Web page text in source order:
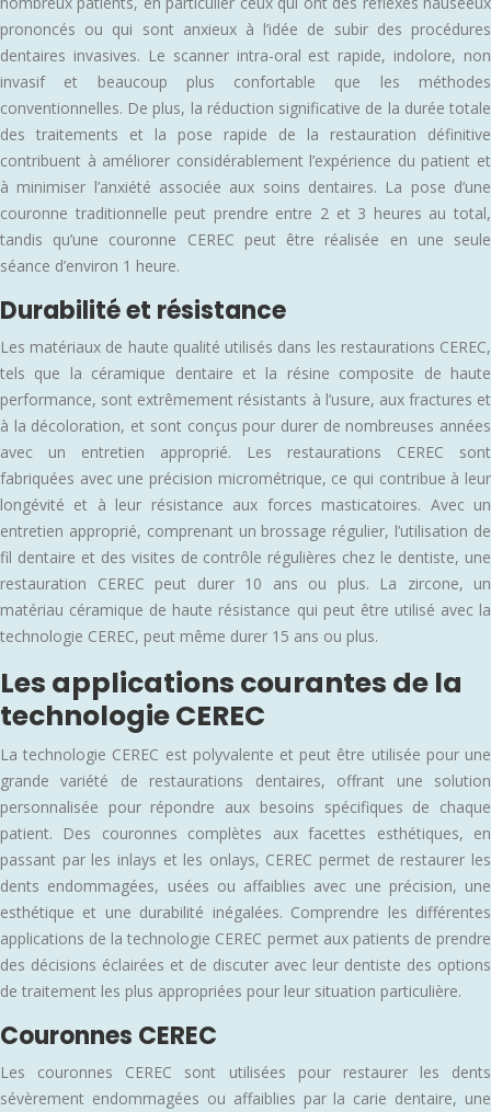
prononcés ou qui sont anxieux à l’idée de subir des procédures
dentaires invasives. Le scanner intra-oral est rapide, indolore, non
invasif et beaucoup plus confortable que les méthodes
conventionnelles. De plus, la réduction significative de la durée totale
des traitements et la pose rapide de la restauration définitive
contribuent à améliorer considérablement l’expérience du patient et
à minimiser l’anxiété associée aux soins dentaires. La pose d’une
couronne traditionnelle peut prendre entre 2 et 3 heures au total,
tandis qu’une couronne CEREC peut être réalisée en une seule
séance d’environ 1 heure.
Durabilité et résistance
Les matériaux de haute qualité utilisés dans les restaurations CEREC,
tels que la céramique dentaire et la résine composite de haute
performance, sont extrêmement résistants à l’usure, aux fractures et
à la décoloration, et sont conçus pour durer de nombreuses années
avec un entretien approprié. Les restaurations CEREC sont
fabriquées avec une précision micrométrique, ce qui contribue à leur
longévité et à leur résistance aux forces masticatoires. Avec un
entretien approprié, comprenant un brossage régulier, l’utilisation de
fil dentaire et des visites de contrôle régulières chez le dentiste, une
restauration CEREC peut durer 10 ans ou plus. La zircone, un
matériau céramique de haute résistance qui peut être utilisé avec la
technologie CEREC, peut même durer 15 ans ou plus.
Les applications courantes de la
technologie CEREC
La technologie CEREC est polyvalente et peut être utilisée pour une
grande variété de restaurations dentaires, offrant une solution
personnalisée pour répondre aux besoins spécifiques de chaque
patient. Des couronnes complètes aux facettes esthétiques, en
passant par les inlays et les onlays, CEREC permet de restaurer les
dents endommagées, usées ou affaiblies avec une précision, une
esthétique et une durabilité inégalées. Comprendre les différentes
applications de la technologie CEREC permet aux patients de prendre
des décisions éclairées et de discuter avec leur dentiste des options
de traitement les plus appropriées pour leur situation particulière.
Couronnes CEREC
Les couronnes CEREC sont utilisées pour restaurer les dents
sévèrement endommagées ou affaiblies par la carie dentaire, une